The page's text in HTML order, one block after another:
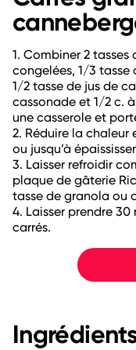
1. Combiner 2
congelées, 1/3 tasse
1/2 tasse de jus de
cassonade et 1/2 c.
une casserole et
2. Réduire la
ou jusqu’à
3. Laisser refroidir
plaque de gâterie
tasse de granola ou
4. Laisser prendre
carrés.